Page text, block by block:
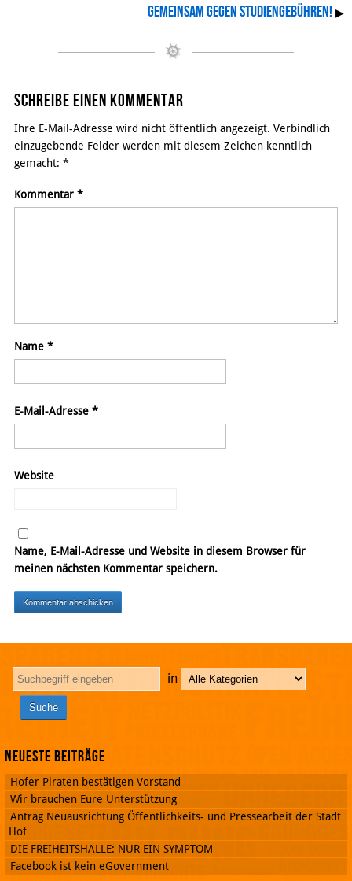
Gemeinsam gegen Studiengebühren! ▶
Schreibe einen Kommentar
Ihre E-Mail-Adresse wird nicht öffentlich angezeigt. Verbindlich
einzugebende Felder werden mit diesem Zeichen kenntlich
gemacht: *
Kommentar *
Name *
E-Mail-Adresse *
Website
Name, E-Mail-Adresse und Website in diesem Browser für
meinen nächsten Kommentar speichern.
in
Neueste Beiträge
Hofer Piraten bestätigen Vorstand
Wir brauchen Eure Unterstützung
Antrag Neuausrichtung Öffentlichkeits- und Pressearbeit der Stadt
Hof
DIE FREIHEITSHALLE: NUR EIN SYMPTOM
Facebook ist kein eGovernment